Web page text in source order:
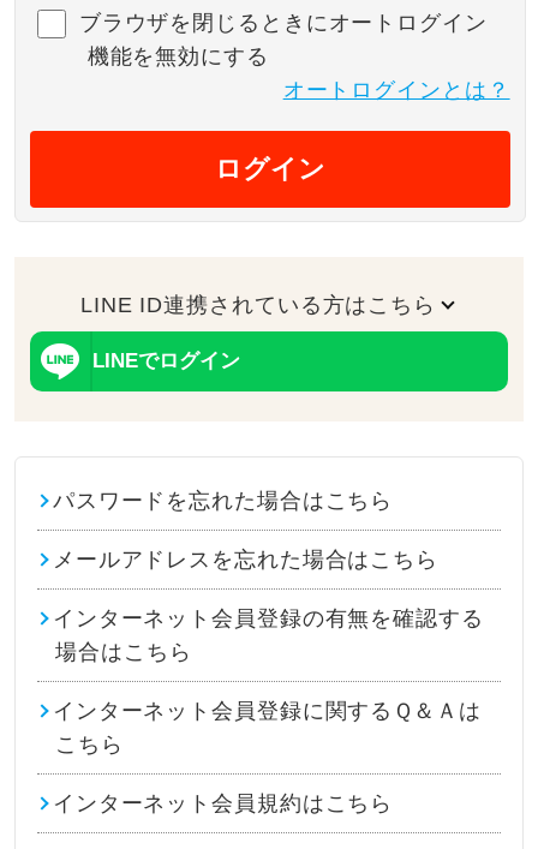
ブラウザを閉じるときにオートログイン
機能を無効にする
オートログインとは？
ログイン
LINE ID連携されている方はこちら
LINEでログイン
パスワードを忘れた場合はこちら
メールアドレスを忘れた場合はこちら
インターネット会員登録の有無を確認する
場合はこちら
インターネット会員登録に関するＱ＆Ａは
こちら
インターネット会員規約はこちら